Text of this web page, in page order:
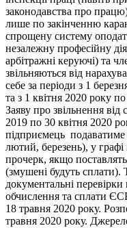
законодавства про
лише по закінченню
спрощену систему
незалежну професійну
арбітражні керуючі) та
звільняються від
себе за періоди з 1
та з 1 квітня 2020 року
Заяву про звільнення
2019 по 30 квітня 2020
підприємець подаватиме
лютий, березень), у графі
прочерк, якщо
(змушені будуть
документальні
обчислення та сплати
18 травня 2020 року.
травня 2020 року.